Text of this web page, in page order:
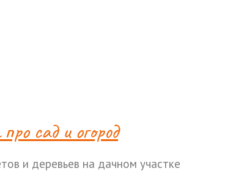
сад и огород
и деревьев на дачном участке